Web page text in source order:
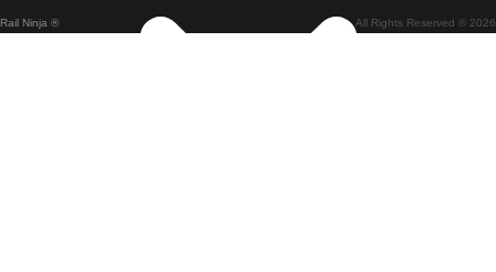
Treinen van Wenen naar Praag
Rail Ninja ® All Rights Reserved © 2026